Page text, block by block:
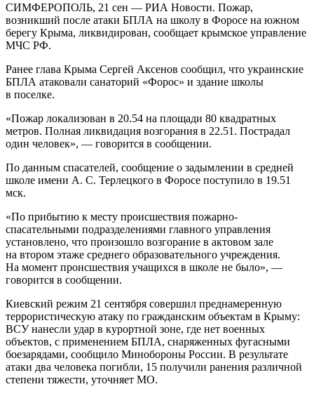
СИМФЕРОПОЛЬ, 21 сен — РИА Новости. Пожар,
возникший после атаки БПЛА на школу в Форосе на южном
берегу Крыма, ликвидирован, сообщает крымское управление
МЧС РФ.
Ранее глава Крыма Сергей Аксенов сообщил, что украинские
БПЛА атаковали санаторий «Форос» и здание школы
в поселке.
«Пожар локализован в 20.54 на площади 80 квадратных
метров. Полная ликвидация возгорания в 22.51. Пострадал
один человек», — говорится в сообщении.
По данным спасателей, сообщение о задымлении в средней
школе имени А. С. Терлецкого в Форосе поступило в 19.51
мск.
«По прибытию к месту происшествия пожарно-
спасательными подразделениями главного управления
установлено, что произошло возгорание в актовом зале
на втором этаже среднего образовательного учреждения.
На момент происшествия учащихся в школе не было», —
говорится в сообщении.
Киевский режим 21 сентября совершил преднамеренную
террористическую атаку по гражданским объектам в Крыму:
ВСУ нанесли удар в курортной зоне, где нет военных
объектов, с применением БПЛА, снаряженных фугасными
боезарядами, сообщило Минобороны России. В результате
атаки два человека погибли, 15 получили ранения различной
степени тяжести, уточняет МО.